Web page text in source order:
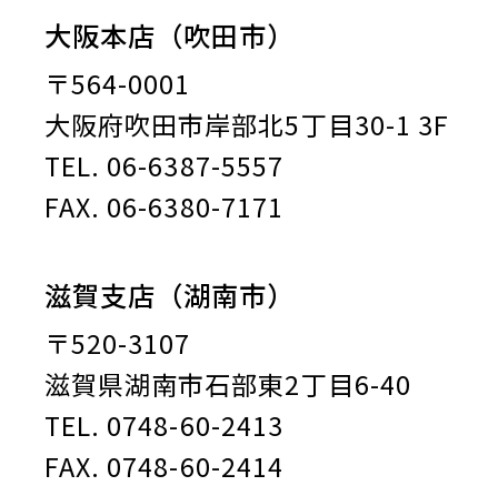
大阪本店（吹田市）
〒564-0001
大阪府吹田市岸部北5丁目30-1 3F
TEL. 06-6387-5557
FAX. 06-6380-7171
滋賀支店（湖南市）
〒520-3107
滋賀県湖南市石部東2丁目6-40
TEL. 0748-60-2413
FAX. 0748-60-2414